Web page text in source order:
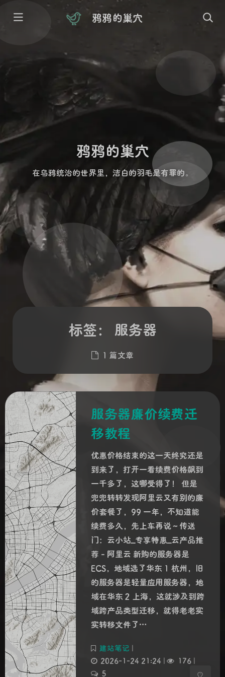
鸦鸦的巢穴
鸦鸦的巢穴
在乌鸦统治的世界里，洁白的羽毛是有罪的。
夜间模式
Sans Serif Serif
浅阴影 深阴影
标签： 服务器
1 篇文章
服务器廉价续费迁
移教程
优惠价格结束的这一天终究还是
到来了，打开一看续费价格飙到
一千多了，这哪受得了！ 但是
兜兜转转发现阿里云又有别的廉
价套餐了，99 一年，不知道能
续费多久，先上车再说～传送
门：云小站_专享特惠_云产品推
荐 - 阿里云 新购的服务器是
ECS，地域选了华东 1 杭州，旧
的服务器是轻量应用服务器，地
域在华东 2 上海，这就涉及到跨
域跨产品类型迁移，就得老老实
实转移文件了…
建站笔记 |
2026-1-24 21:24 | 176 |
5